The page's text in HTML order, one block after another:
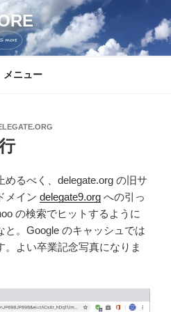
メニュー
るべく、delegate.org の旧サ
メイン delegate9.org への引っ
の検索でヒットするように
と。Google のキャッシュでは
。よい卒業記念写真になりま